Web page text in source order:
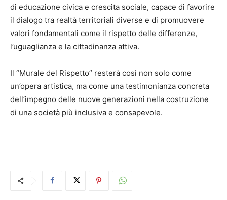
di educazione civica e crescita sociale, capace di favorire
il dialogo tra realtà territoriali diverse e di promuovere
valori fondamentali come il rispetto delle differenze,
l’uguaglianza e la cittadinanza attiva.
Il “Murale del Rispetto” resterà così non solo come
un’opera artistica, ma come una testimonianza concreta
dell’impegno delle nuove generazioni nella costruzione
di una società più inclusiva e consapevole.